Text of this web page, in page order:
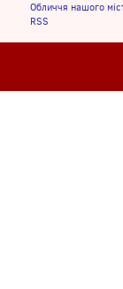
Обличчя нашого
RSS